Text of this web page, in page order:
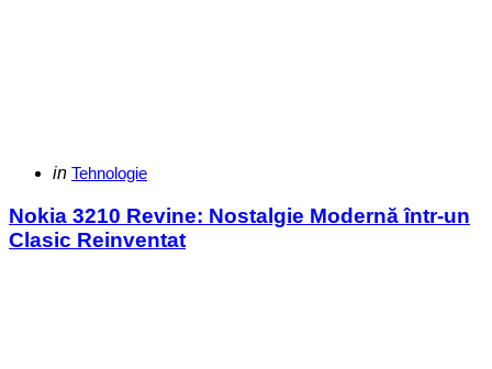
Categories
Posted
in Tehnologie
Nokia 3210 Revine: Nostalgie Modernă într-un
Clasic Reinventat